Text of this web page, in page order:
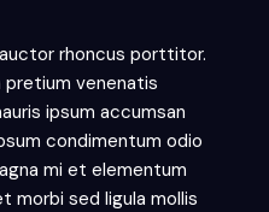
rhoncus porttitor.
pretium venenatis
ipsum accumsan
condimentum odio
mi et elementum
morbi sed ligula mollis